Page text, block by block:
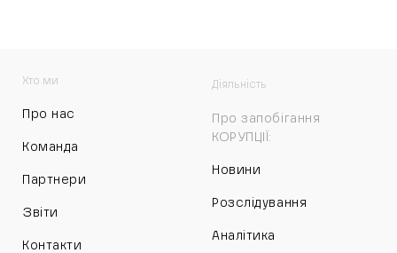
Хто ми
Про нас
Команда
Партнери
Звіти
Контакти
Діяльність
Про запобігання
КОРУПЦІЇ:
Новини
Розслідування
Аналітика